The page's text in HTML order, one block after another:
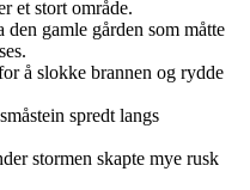
et stort område.
gamle gården som måtte
å slokke brannen og rydde
spredt langs
stormen skapte mye rusk